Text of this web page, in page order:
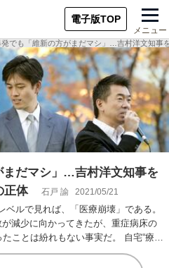
電子版TOP
メニュー
でも「維新の方がまだマシ」…吉村洋文知事
まだマシ」…吉村洋文知事を
正体
石戸 諭 2021/05/21
ルで見れば、「医療崩壊」である。
減少に向かってきたが、重症病床の
ことは紛れもない事実だ。 自宅“療